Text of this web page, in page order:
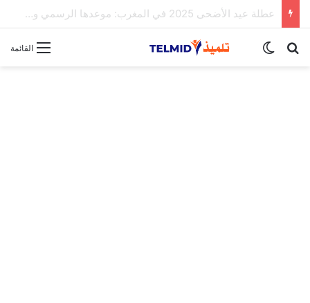
الحركة الانتقالية الوطنية لهيئة التدريس 2025
القائمة بحث عنالوضع المظلم